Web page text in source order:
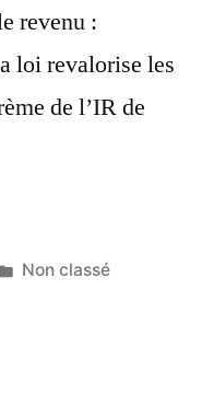
revenu :
loi revalorise les
de l’IR de
Non classé